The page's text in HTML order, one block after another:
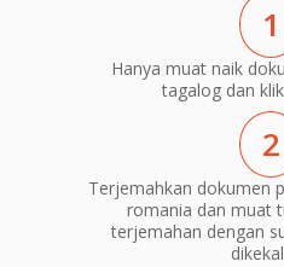
1
Hanya muat naik
tagalog dan
2
Terjemahkan dokumen
romania dan muat
terjemahan dengan